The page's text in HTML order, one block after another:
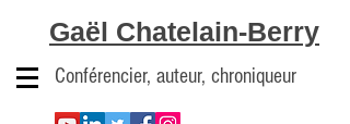
Gaël Chatelain-Berry
Conférencier, auteur, chroniqueur